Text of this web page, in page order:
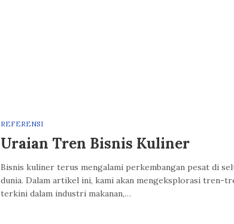
REFERENSI
Uraian Tren Bisnis Kuliner
Bisnis kuliner terus mengalami perkembangan pesat di
dunia. Dalam artikel ini, kami akan mengeksplorasi tren-
terkini dalam industri makanan,…